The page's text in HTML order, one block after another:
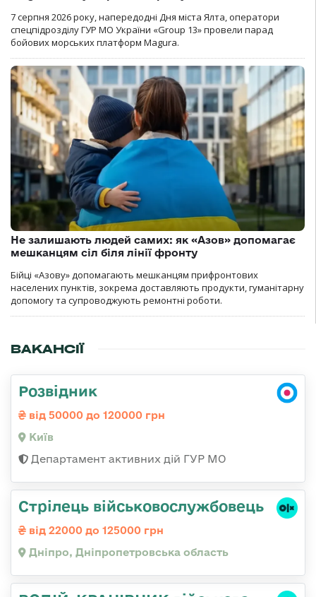
7 серпня 2026 року, напередодні Дня міста Ялта, оператори
спецпідрозділу ГУР МО України «Group 13» провели парад
бойових морських платформ Magura.
Не залишають людей самих: як «Азов» допомагає
мешканцям сіл біля лінії фронту
Бійці «Азову» допомагають мешканцям прифронтових
населених пунктів, зокрема доставляють продукти, гуманітарну
допомогу та супроводжують ремонтні роботи.
ВАКАНСІЇ
Розвідник
від 50000 до 120000 грн
Київ
Департамент активних дій ГУР МО
Стрілець військовослужбовець
від 22000 до 125000 грн
Дніпро, Дніпропетровська область